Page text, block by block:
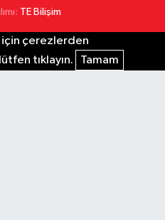
TE Bilişim
için çerezlerden
tıklayın.
Tamam